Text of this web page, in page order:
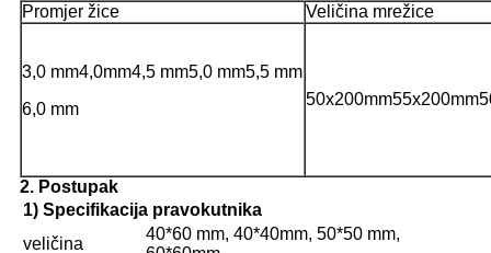
Promjer žice Veličina mrežice
3,0 mm4,0mm4,5 mm5,0 mm5,5 mm
6,0 mm
2. Postupak
1) Specifikacija pravokutnika
veličina
40*60 mm, 40*40mm, 50*50 mm,